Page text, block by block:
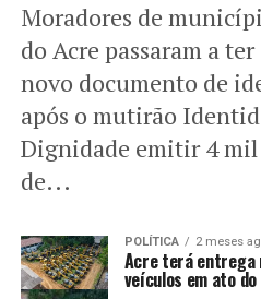
Moradores de
do Acre passaram a ter
novo documento de
após o mutirão
Dignidade emitir 4 mil
de...
POLÍTICA 2 meses
Acre terá entrega
veículos em ato